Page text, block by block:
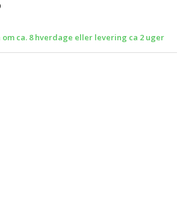
ca. 8 hverdage eller levering ca 2 uger